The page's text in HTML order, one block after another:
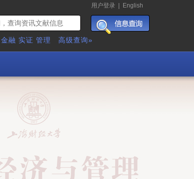
用户登录 English
金融 实证 管理 高级查询»